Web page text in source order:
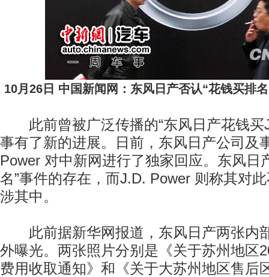
10月26日 中国新闻网：东风日产否认“花钱买排
此前曾被广泛传播的“东风日产花钱买
事有了新的进展。日前，东风日产公司及
Power 对中新网进行了独家回应。东风日
名”事件的存在，而J.D. Power 则称其对
涉其中。
此前据新华网报道，东风日产两张内
外曝光。两张照片分别是《关于苏州地区
费用收取通知》和《关于大苏州地区售后